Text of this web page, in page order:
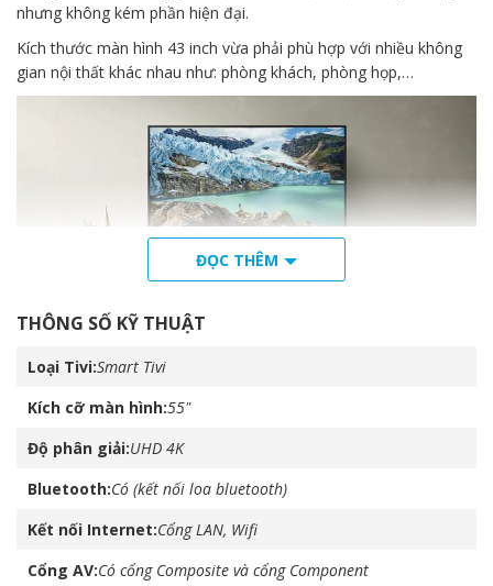
nhưng không kém phần hiện đại.
Kích thước màn hình 43 inch vừa phải phù hợp với nhiều không
gian nội thất khác nhau như: phòng khách, phòng họp,…
Độ phân giải Ultra HD 4K cho hình ảnh sắc nét
Cảm nhận hình ảnh sắc nét, tối ưu trong mọi điều kiện với TV
UHD 4K sở hữu số lượng điểm ảnh gấp 4 lần TV FHD. Cảm nhận
từng chi tiết nhỏ nhất và đắm chìm trong từng khung hình thật
như cuộc sống
ĐỌC THÊM
THÔNG SỐ KỸ THUẬT
Loại Tivi Smart Tivi
Kích cỡ màn hình 55"
Độ phân giải UHD 4K
Bluetooth Có (kết nối loa bluetooth)
Kết nối Internet Cổng LAN, Wifi
Cổng AV Có cổng Composite và cổng Component